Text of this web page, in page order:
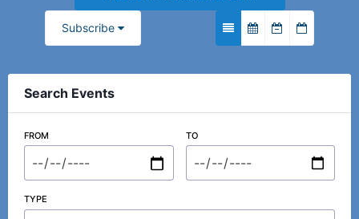
Subscribe
Search Events
FROM TO
TYPE